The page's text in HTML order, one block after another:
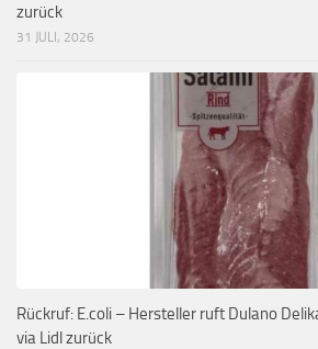
zurück
31 JULI, 2026
Rückruf: E.coli – Hersteller ruft Dulano
via Lidl zurück